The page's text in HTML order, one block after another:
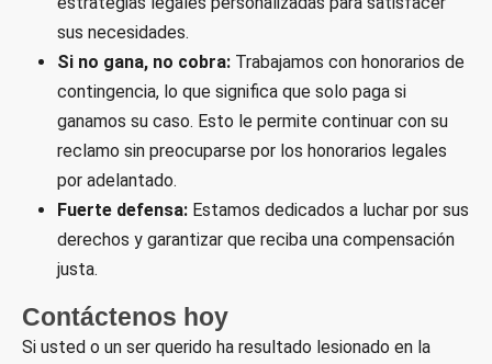
sus necesidades.
Si no gana, no cobra: Trabajamos con honorarios de
contingencia, lo que significa que solo paga si
ganamos su caso. Esto le permite continuar con su
reclamo sin preocuparse por los honorarios legales
por adelantado.
Fuerte defensa: Estamos dedicados a luchar por sus
derechos y garantizar que reciba una compensación
justa.
Contáctenos hoy
Si usted o un ser querido ha resultado lesionado en la